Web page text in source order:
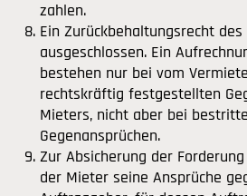
zahlen.
Ein Zurückbehaltungsrecht
ausgeschlossen. Ein
bestehen nur bei vom
rechtskräftig festgestellten
Mieters, nicht aber bei
Gegenansprüchen.
Zur Absicherung der
der Mieter seine Ansprüche